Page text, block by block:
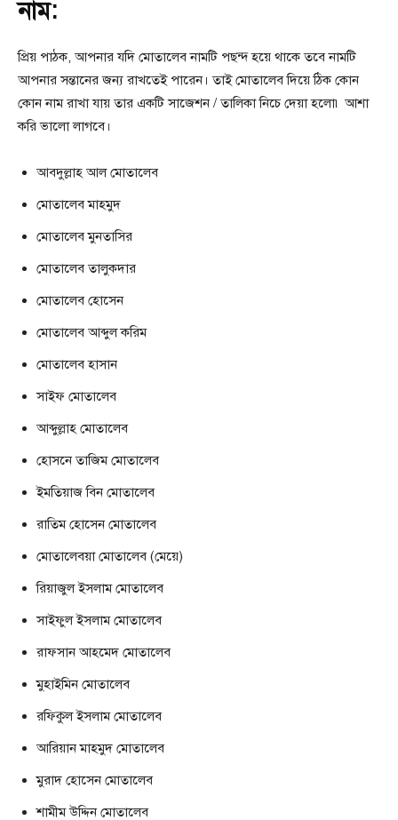
নাম:
প্রিয় পাঠক, আপনার যদি মোতালেব নামটি পছন্দ হয়ে থাকে তবে নামটি
আপনার সন্তানের জন্য রাখতেই পারেন। তাই মোতালেব দিয়ে ঠিক কোন
কোন নাম রাখা যায় তার একটি সাজেশন / তালিকা নিচে দেয়া হলো৷ আশা
করি ভালো লাগবে।
আবদুল্লাহ আল মোতালেব
মোতালেব মাহমুদ
মোতালেব মুনতাসির
মোতালেব তালুকদার
মোতালেব হােসেন
মোতালেব আব্দুল করিম
মোতালেব হাসান
সাইফ মোতালেব
আব্দুল্লাহ মোতালেব
হোসনে তাজিম মোতালেব
ইমতিয়াজ বিন মোতালেব
রাতিম হোসেন মোতালেব
মোতালেবয়া মোতালেব (মেয়ে)
রিয়াজুল ইসলাম মোতালেব
সাইফুল ইসলাম মোতালেব
রাফসান আহমেদ মোতালেব
মুহাইমিন মোতালেব
রফিকুল ইসলাম মোতালেব
আরিয়ান মাহমুদ মোতালেব
মুরাদ হোসেন মোতালেব
শামীম উদ্দিন মোতালেব